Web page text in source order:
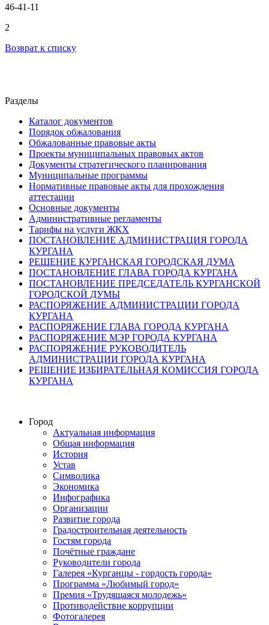
46-41-11
2
Возврат к списку
Разделы
Каталог документов
Порядок обжалования
Обжалованные правовые акты
Проекты муниципальных правовых актов
Документы стратегического планирования
Муниципальные программы
Нормативные правовые акты для прохождения
аттестации
Основные документы
Административные регламенты
Тарифы на услуги ЖКХ
ПОСТАНОВЛЕНИЕ АДМИНИСТРАЦИЯ ГОРОДА
КУРГАНА
РЕШЕНИЕ КУРГАНСКАЯ ГОРОДСКАЯ ДУМА
ПОСТАНОВЛЕНИЕ ГЛАВА ГОРОДА КУРГАНА
ПОСТАНОВЛЕНИЕ ПРЕДСЕДАТЕЛЬ КУРГАНСКОЙ
ГОРОДСКОЙ ДУМЫ
РАСПОРЯЖЕНИЕ АДМИНИСТРАЦИИ ГОРОДА
КУРГАНА
РАСПОРЯЖЕНИЕ ГЛАВА ГОРОДА КУРГАНА
РАСПОРЯЖЕНИЕ МЭР ГОРОДА КУРГАНА
РАСПОРЯЖЕНИЕ РУКОВОДИТЕЛЬ
АДМИНИСТРАЦИИ ГОРОДА КУРГАНА
РЕШЕНИЕ ИЗБИРАТЕЛЬНАЯ КОМИССИЯ ГОРОДА
КУРГАНА
Город
Актуальная информация
Общая информация
История
Устав
Символика
Экономика
Инфографика
Организации
Развитие города
Градостроительная деятельность
Гостям города
Почётные граждане
Руководители города
Галерея «Курганцы - гордость города»
Программа «Любимый город»
Премия «Трудящаяся молодежь»
Противодействие коррупции
Фотогалерея